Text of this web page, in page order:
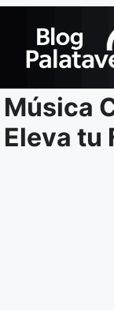
Música
Eleva tu